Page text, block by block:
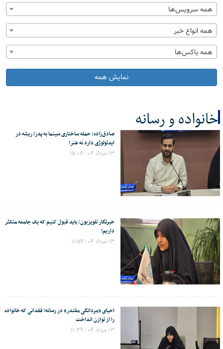
همه سرویس‌ها
همه انواع خبر
همه باکس‌ها
نمایش همه
خانواده و رسانه
کل اخبار:4
صادق‌زاده: حمله ساختاری سینما به پدر؛ ریشه در
ایدئولوژی دارد نه هنر!
۱۳ مرداد ۰۴ - ۱۵:۰۸
خبرنگار تلویزیون: باید قبول کنیم که یک جامعه متکثر
داریم!
۱۳ مرداد ۰۴ - ۱۱:۵۹
احیای «مردانگی مقتدر» در رسانه؛ فقدانی که خانواده
را از توازن انداخت
۱۳ مرداد ۰۴ - ۱۱:۳۹